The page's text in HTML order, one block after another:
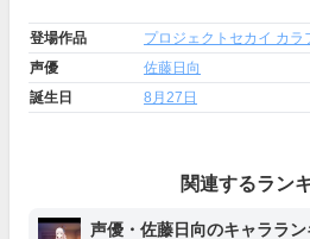
登場作品
プロジェクトセカイ カラ
声優
佐藤日向
誕生日
8月27日
関連するラン
声優・佐藤日向のキャララ